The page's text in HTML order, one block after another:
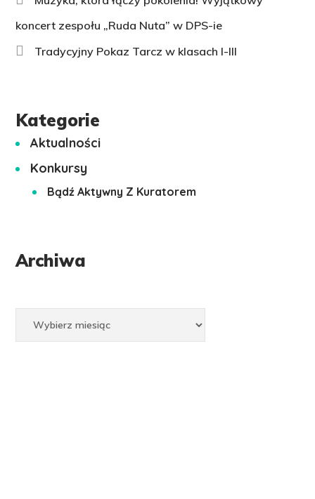
koncert zespołu „Ruda Nuta” w DPS-ie
Tradycyjny Pokaz Tarcz w klasach I-III
Kategorie
Aktualności
Konkursy
Bądź Aktywny Z Kuratorem
Archiwa
Archiwa